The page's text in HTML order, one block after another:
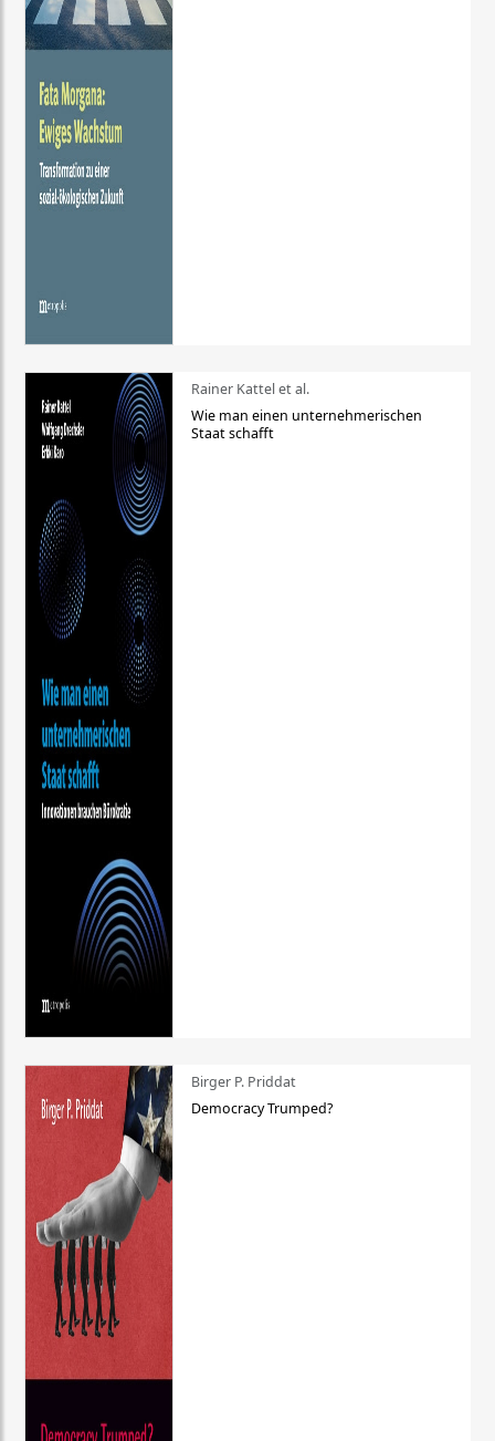
Rainer Kattel et al.
Wie man einen unternehmerischen
Staat schafft
Birger P. Priddat
Democracy Trumped?